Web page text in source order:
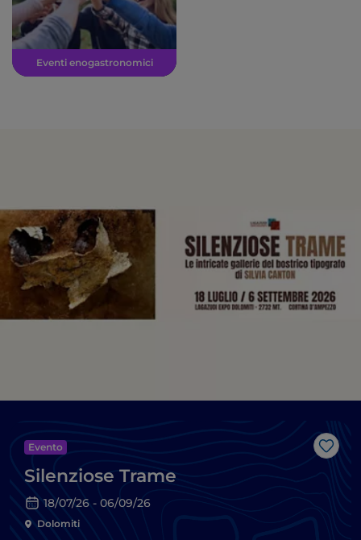
Eventi enogastronomici
Like
Evento
Silenziose Trame
18/07/26 - 06/09/26
Dolomiti